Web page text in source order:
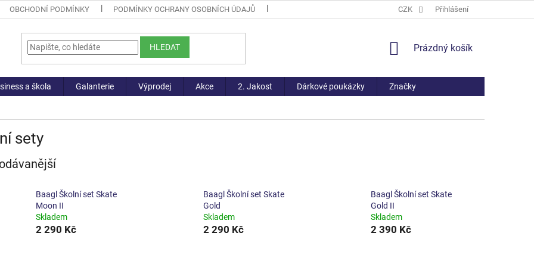
OBCHODNÍ PODMÍNKY PODMÍNKY OCHRANY OSOBNÍCH ÚDAJŮ ČASTO KLADENÉ DOTAZY
CZK Přihlášení
HLEDAT
NÁKUPNÍ
Prázdný košík
a škola Galanterie Výprodej Akce 2. Jakost Dárkové poukázky Značky
sety
Baagl Školní set Skate
Moon II
Skladem
2 290 Kč
Baagl Školní set Skate
Gold
Skladem
2 290 Kč
Baagl Školní set Skate
Gold II
Skladem
2 390 Kč